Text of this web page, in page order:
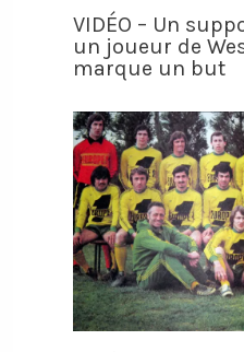
VIDÉO – Un
un joueur de
marque un but